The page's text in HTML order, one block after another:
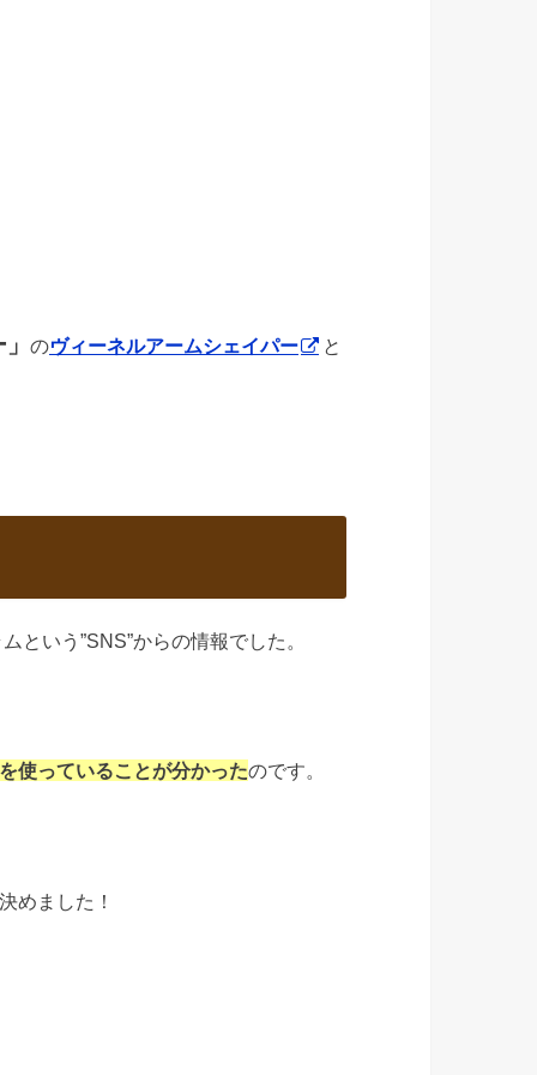
のヴィーネルアームシェイパー と
という”SNS”からの情報でした。
使っていることが分かったのです。
めました！